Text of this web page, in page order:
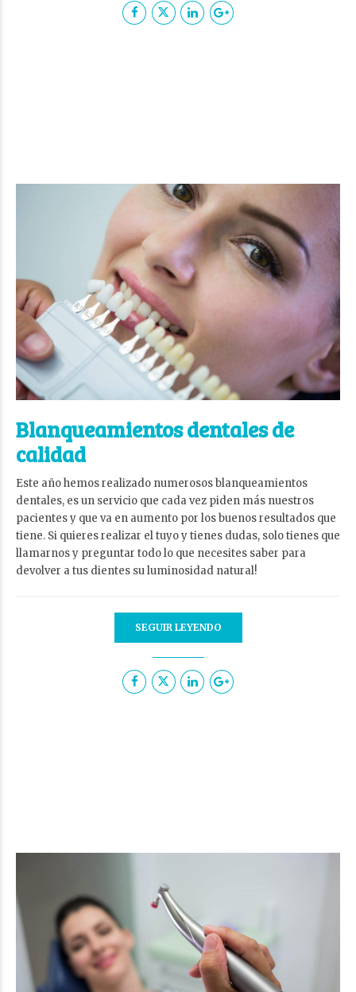
Blanqueamientos dentales de
calidad
Este año hemos realizado numerosos blanqueamientos
dentales, es un servicio que cada vez piden más nuestros
pacientes y que va en aumento por los buenos resultados que
tiene. Si quieres realizar el tuyo y tienes dudas, solo tienes que
llamarnos y preguntar todo lo que necesites saber para
devolver a tus dientes su luminosidad natural!
SEGUIR LEYENDO